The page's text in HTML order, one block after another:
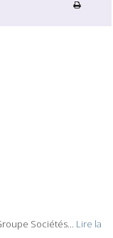
Sociétés... Lire la